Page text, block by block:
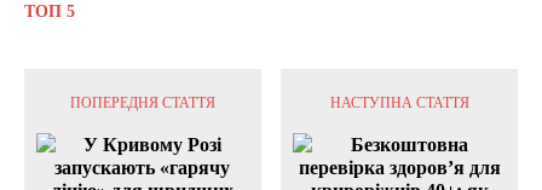
ТОП 5
ПОПЕРЕДНЯ СТАТТЯ НАСТУПНА СТАТТЯ